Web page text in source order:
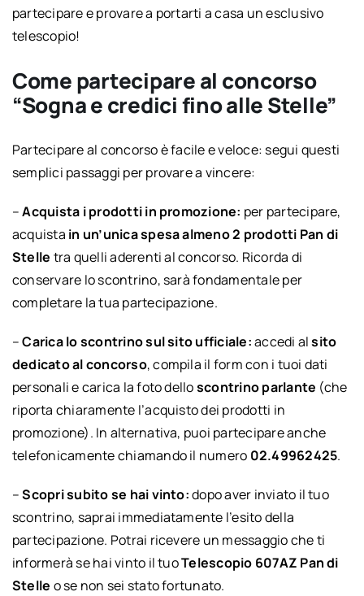
partecipare e provare a portarti a casa un esclusivo
telescopio!
Come partecipare al concorso
“Sogna e credici fino alle Stelle”
Partecipare al concorso è facile e veloce: segui questi
semplici passaggi per provare a vincere:
–Acquista i prodotti in promozione: per partecipare,
acquista in un’unica spesa almeno 2 prodotti Pan di
Stelle tra quelli aderenti al concorso. Ricorda di
conservare lo scontrino, sarà fondamentale per
completare la tua partecipazione.
–Carica lo scontrino sul sito ufficiale:accedi alsito
dedicato al concorso, compila il form con i tuoi dati
personali e carica la foto delloscontrino parlante (che
riporta chiaramente l’acquisto dei prodotti in
promozione). In alternativa, puoi partecipare anche
telefonicamente chiamando il numero 02.49962425.
–Scopri subito se hai vinto:dopo aver inviato il tuo
scontrino, saprai immediatamente l’esito della
partecipazione. Potrai ricevere un messaggio che ti
informerà se hai vinto il tuoTelescopio 607AZ Pan di
Stelle o se non sei stato fortunato.